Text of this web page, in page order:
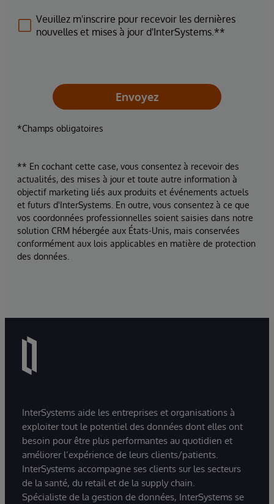
Veuillez m'inscrire pour recevoir les dernières
nouvelles et mises à jour d'InterSystems.**
Envoyez
*Champs obligatoires
** En cochant cette case, vous consentez à recevoir des
actualités, des mises à jour et toute autre information à
objectif marketing liés aux produits et événements actuels
et futurs d'InterSystems. En outre, vous consentez à ce que
vos coordonnées professionnelles soient saisies dans notre
solution CRM hébergée aux États-Unis, mais conservées
conformément aux lois applicables en matière de protection
des données.
InterSystems aide les entreprises et organisations à
exploiter tout le potentiel des données dont elles ont
besoin pour être plus performantes au quotidien et
améliorer l’expérience de leurs clients/patients.
InterSystems accompagne ses clients sur les secteurs
de la santé, du retail et de la supply chain.
Spécialiste de la gestion de données, InterSystems se